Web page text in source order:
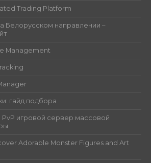
Trading Platform
Белорусском направлении –
Management
гайд подбора
игровой сервер массовой
Adorable Monster Figures and Art